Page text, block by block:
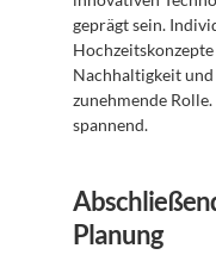
geprägt sein.
Nachhaltigkeit
zunehmende
spannend.
Planung